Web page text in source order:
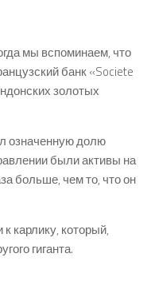
мы вспоминаем, что
банк «Societe
золотых
означенную долю
были активы на
больше, чем то, что он
к карлику, который,
гиганта.